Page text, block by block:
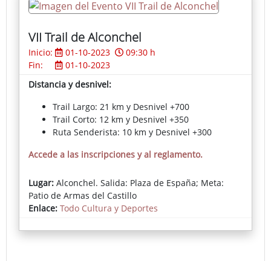
VII Trail de Alconchel
Inicio: 01-10-2023
09:30 h
Fin:
01-10-2023
Distancia y desnivel:
Trail Largo: 21 km y Desnivel +700
Trail Corto: 12 km y Desnivel +350
Ruta Senderista: 10 km y Desnivel +300
Accede a las inscripciones y al reglamento.
Lugar: Alconchel. Salida: Plaza de España; Meta:
Patio de Armas del Castillo
Enlace: Todo Cultura y Deportes